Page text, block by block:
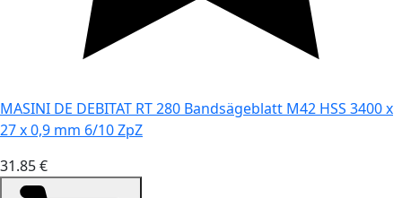
MASINI DE DEBITAT RT 280 Bandsägeblatt M42 HSS 3400 x
27 x 0,9 mm 6/10 ZpZ
31.85 €